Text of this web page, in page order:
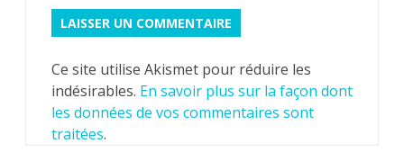
Ce site utilise Akismet pour réduire les
indésirables. En savoir plus sur la façon dont
les données de vos commentaires sont
traitées.